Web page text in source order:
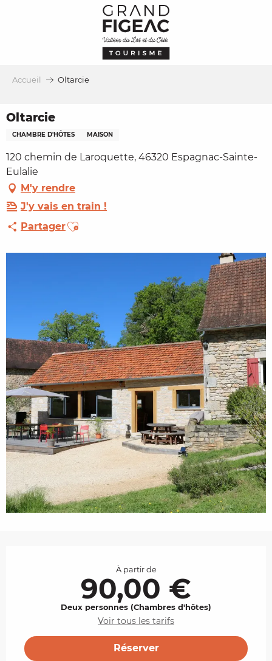
Accueil Oltarcie
Oltarcie
CHAMBRE D'HÔTES MAISON
120 chemin de Laroquette, 46320 Espagnac-Sainte-
Eulalie
M'y rendre
J'y vais en train !
PartagerAjouter aux favoris
À partir de
90,00 €
Deux personnes (Chambres d'hôtes)
Voir tous les tarifs
Réserver